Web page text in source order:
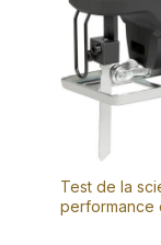
Test de la
performance